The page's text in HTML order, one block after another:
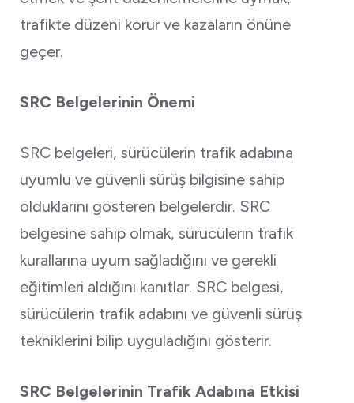
trafikte düzeni korur ve kazaların önüne
geçer.
SRC Belgelerinin Önemi
SRC belgeleri, sürücülerin trafik adabına
uyumlu ve güvenli sürüş bilgisine sahip
olduklarını gösteren belgelerdir. SRC
belgesine sahip olmak, sürücülerin trafik
kurallarına uyum sağladığını ve gerekli
eğitimleri aldığını kanıtlar. SRC belgesi,
sürücülerin trafik adabını ve güvenli sürüş
tekniklerini bilip uyguladığını gösterir.
SRC Belgelerinin Trafik Adabına Etkisi